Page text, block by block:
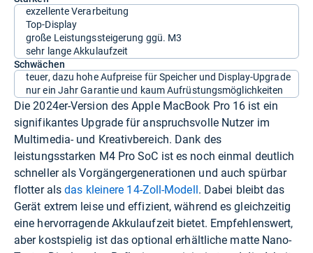
exzellente Verarbeitung
Top-Display
große Leistungssteigerung ggü. M3
sehr lange Akkulaufzeit
Schwächen
teuer, dazu hohe Aufpreise für Speicher und Display-Upgrade
nur ein Jahr Garantie und kaum Aufrüstungsmöglichkeiten
Die 2024er-Version des Apple MacBook Pro 16 ist ein
signifikantes Upgrade für anspruchsvolle Nutzer im
Multimedia- und Kreativbereich. Dank des
leistungsstarken M4 Pro SoC ist es noch einmal deutlich
schneller als Vorgängergenerationen und auch spürbar
flotter alsdas kleinere 14-Zoll-Modell. Dabei bleibt das
Gerät extrem leise und effizient, während es gleichzeitig
eine hervorragende Akkulaufzeit bietet. Empfehlenswert,
aber kostspielig ist das optional erhältliche matte Nano-